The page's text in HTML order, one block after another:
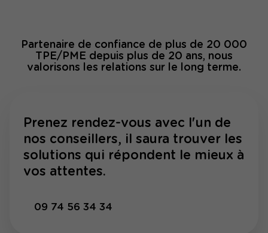
Partenaire de confiance de plus de 20 000
TPE/PME depuis plus de 20 ans, nous
valorisons les relations sur le long terme.
Prenez rendez-vous avec l'un de
nos conseillers, il saura trouver les
solutions qui répondent le mieux à
vos attentes.
09 74 56 34 34